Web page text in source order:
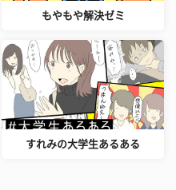
もやもや解決ゼミ
すれみの大学生あるある